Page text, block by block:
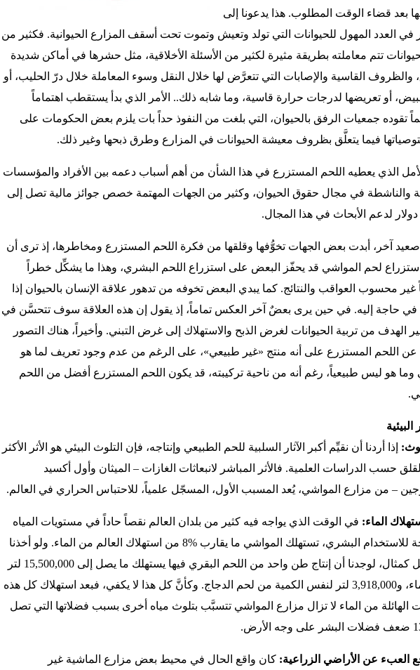
بعد قضاء الوقت المطلوب. هذا يدعونا إلى
في العدد المهول للحيوانات التي تولد وتعيش وتموت تحت أسقف المزارع الحيوانية. فكثير من
تتم معاملته بطريقة مثيرة لكثير من الأسئلة الأخلاقية، مثل حشرها في أماكن شديدة
والظروف القاسية والإصابات التي تتعرَّض لها خلال النقل وسوء المعاملة خلال درّ الحليب، أو
أو تعريضها لدرجات حرارة قاسية، وما شابه ذلك.. الأمر الذي بدأ يستقطب اهتماماً
تقوده جمعيات الرفق بالحيوان، التي بلغت من النفوذ حداً بات يلزم بعض الحكومات على
بتوصياتها فيما يتعلَّق بظروف معيشة الحيوانات في المزارع وطرق ذبحها وغير ذلك.
الذي يعطيه اللحم المستزرع في هذا الشأن من أهم أسباب دعمه بين الأفراد والمؤسسات
والناشطة في مجال حقوق الحيوان، وكثير من الجهات المهتمة خصص جوائز مالية تصل إلى
لدعم الأبحاث في هذا المجال.
آخر، أبدت بعض الجهات تخوُّفها وقلقها من فكرة اللحم المستزرع ومخاطرها، إذ ترى أن
استزراع لحم المواشي قد يحفّز البعض على استزراع اللحم البشري، وهذا ما يشكِّل خطراً
غير محسوب العواقب والنتائج. كما يبدي البعض تخوفه من تدهور علاقة الإنسان بالحيوان إذا
في حاجة إليه. في حين يرى بعضٌ آخر العكس تماماً، إذ يقول إن هذه العلاقة سوف تتحسَّن في
الهدف من تربية الحيوانات لغرض الذبح والاستهلاك إلى غرض التبني. وأخيراً، هناك التصور
عن اللحم المستزرع على أنه منتج «غير طبيعي»، على الرغم من عدم وجود تعريف لما هو
هو ليس طبيعياً، رغم أنه من ناحية تركيبته، قد يكون اللحم المستزرع أفضل من اللحم
إذا أردنا أن نقيِّم أكبر الآثار السلبية للحم الطبيعي وإنتاجه، فإن التلوث البيئي هو الأثر الأكثر
حسب الدراسات العلمية. فالأثر المباشر لانبعاثات الغازات – الميثان وأول أكسيد
– من مزارع المواشي، يُعد المسبب الأول، المسجّل علمياً، للاحتباس الحراري في العالم.
الماء: في الوقت الذي يواجه فيه كثير من بلدان العالم نقصاً حاداً في مستويات المياه
الصالحة للاستخدام البشري، تستهلك المواشي ما يقارب %8 من استهلاك العالم من الماء. ولو أخذنا
البرازيل كمثال، لوجدنا أن إنتاج طن واحد من اللحم البقري فيها يستهلك ما يصل إلى 15,500,000 لتر
من الماء، و3,918,000 لتر لنفس الكمية من لحم الدجاج. وكأنَّ كل هذا لا يكفي، فبعد استهلاك كل هذه
الهائلة من الماء لا تزال مزارع المواشي تتسبَّب بتلوث مياه أخرى بسبب فضلاتها التي تصل
العبء عن الأراضي الزراعية: كان واقع الحال في محيط بعض مزارع الماشية غير